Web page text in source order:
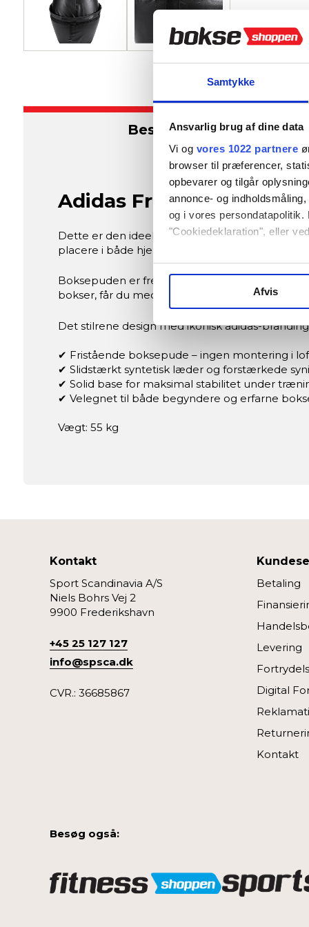
Samtykke
Ansvarlig brug af dine data
Vi og vores 1022 partnere
browser til præferencer,
opbevarer og tilgår
annonce- og
og i vores
"Cookiedeklaration", eller
Hvis du tillader det, vil vi
Vi og vores
Nogle er essentielle for, at
forbedre den.
Afvis
Beskrivelse
Adidas Fritstående
Dette er den ideelle boksepude til dig, der vil
placere i både hjemmet og træningslokalet, og
Boksepuden er fremstillet i slidstærkt
bokser, får du med ADIBAC38 en pålidelig
Det stilrene design med ikonisk adidas-
✔ Fristående boksepude – ingen montering i
✔ Slidstærkt syntetisk læder og forstærkede
✔ Solid base for maksimal stabilitet under
✔ Velegnet til både begyndere og erfarne
Vægt: 55 kg
Kontakt
Sport Scandinavia A/S
Niels Bohrs Vej 2
9900 Frederikshavn
+45 25 127 127
info@spsca.dk
CVR.: 36685867
Betaling
Levering
Digital
Kontakt
Besøg også: